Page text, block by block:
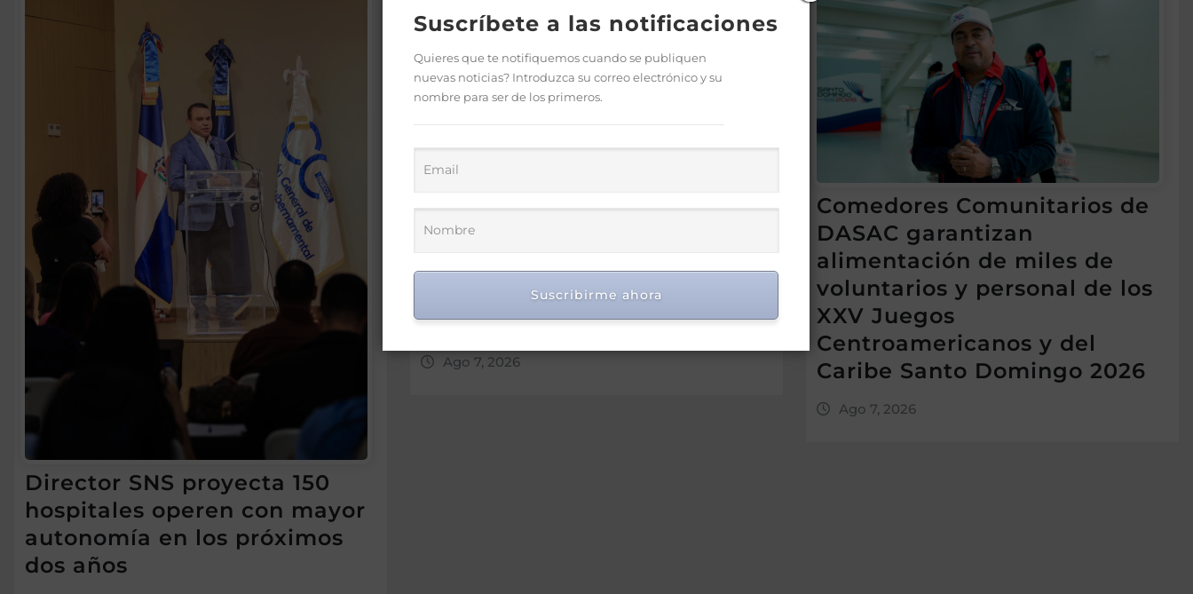
Director SNS proyecta 150
hospitales operen con mayor
autonomía en los próximos
dos años
Asotedom reconoce a Rafael
Cruz por sus aportes al
fortalecimiento del sector
textil dominicano
Ago 7, 2026
Comedores Comunitarios de
DASAC garantizan
alimentación de miles de
voluntarios y personal de los
XXV Juegos
Centroamericanos y del
Caribe Santo Domingo 2026
Ago 7, 2026
Suscríbete a las notificaciones
Quieres que te notifiquemos cuando se publiquen
nuevas noticias? Introduzca su correo electrónico y su
nombre para ser de los primeros.
Suscribirme ahora